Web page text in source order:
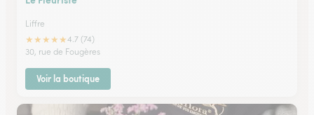
Liffre
★★★★★4.7 (74)
30, rue de Fougères
Voir la boutique